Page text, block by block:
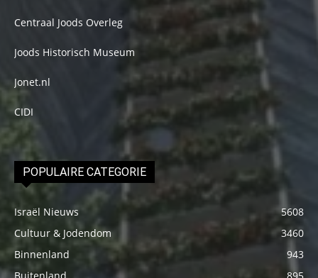
Centraal Joods Overleg
Joods Historisch Museum
Jonet.nl
CIDI
POPULAIRE CATEGORIE
Israël Nieuws
5608
Cultuur & Jodendom
3460
Binnenland
943